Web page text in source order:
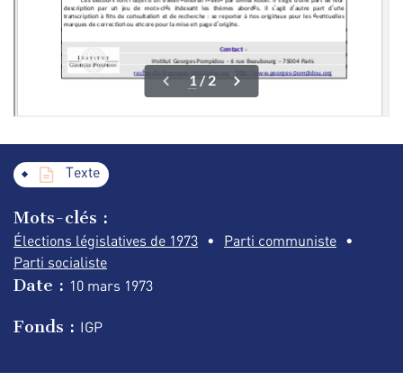
Texte
Mots-clés :
Élections législatives de 1973
Parti communiste
Parti socialiste
Date : 10 mars 1973
Fonds : IGP